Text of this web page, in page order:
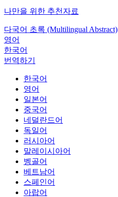
나만을 위한 추천자료
다국어 초록 (Multilingual Abstract)
영어
한국어
번역하기
한국어
영어
일본어
중국어
네덜란드어
독일어
러시아어
말레이시아어
벵골어
베트남어
스페인어
아랍어